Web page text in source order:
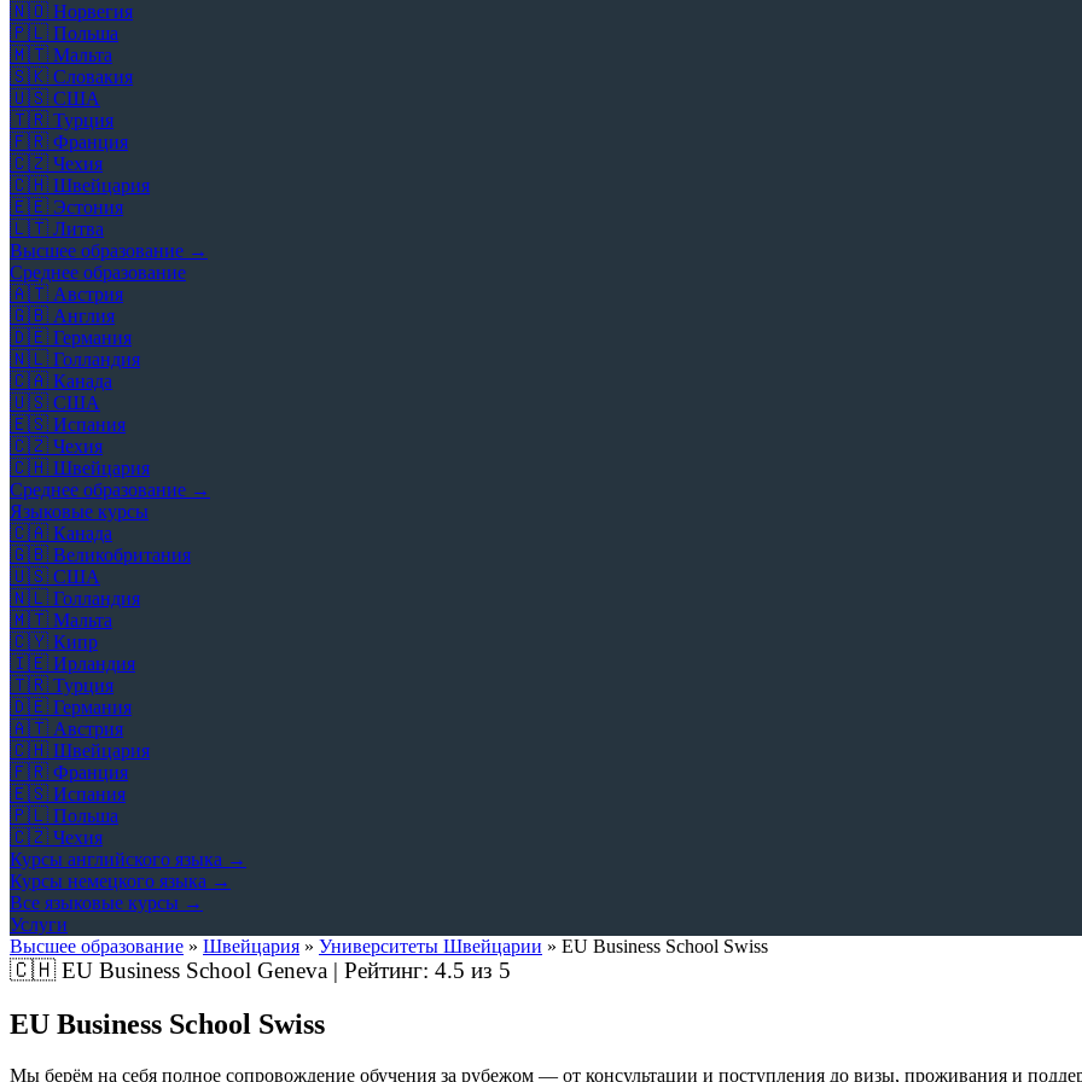
🇳🇴 Норвегия
🇵🇱 Польша
🇲🇹 Мальта
🇸🇰 Словакия
🇺🇸 США
🇹🇷 Турция
🇫🇷 Франция
🇨🇿 Чехия
🇨🇭 Швейцария
🇪🇪 Эстония
🇱🇹 Литва
Высшее образование →
Среднее образование
🇦🇹 Австрия
🇬🇧 Англия
🇩🇪 Германия
🇳🇱 Голландия
🇨🇦 Канада
🇺🇸 США
🇪🇸 Испания
🇨🇿 Чехия
🇨🇭 Швейцария
Среднее образование →
Языковые курсы
🇨🇦 Канада
🇬🇧 Великобритания
🇺🇸 США
🇳🇱 Голландия
🇲🇹 Мальта
🇨🇾 Кипр
🇮🇪 Ирландия
🇹🇷 Турция
🇩🇪 Германия
🇦🇹 Австрия
🇨🇭 Швейцария
🇫🇷 Франция
🇪🇸 Испания
🇵🇱 Польша
🇨🇿 Чехия
Курсы английского языка →
Курсы немецкого языка →
Все языковые курсы →
Услуги
Высшее образование » Швейцария » Университеты Швейцарии » EU Business School Swiss
🇨🇭EU Business School Geneva | Рейтинг: 4.5 из 5
EU Business School Swiss
Мы берём на себя полное сопровождение обучения за рубежом — от консультации и поступления до визы, проживания и